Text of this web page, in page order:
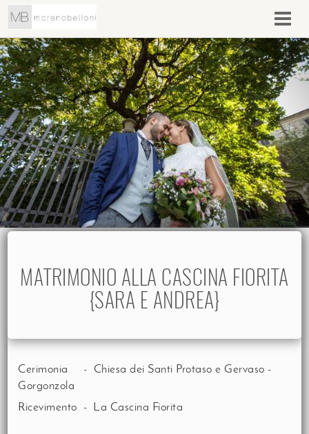
MATRIMONIO ALLA CASCINA FIORITA
{SARA E ANDREA}
Cerimonia - Chiesa dei Santi Protaso e Gervaso -
Gorgonzola
Ricevimento - La Cascina Fiorita